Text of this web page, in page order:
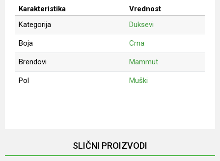
Karakteristika
Vrednost
Kategorija
Duksevi
Boja Crna
Brendovi Mammut
Pol Muški
SLIČNI PROIZVODI